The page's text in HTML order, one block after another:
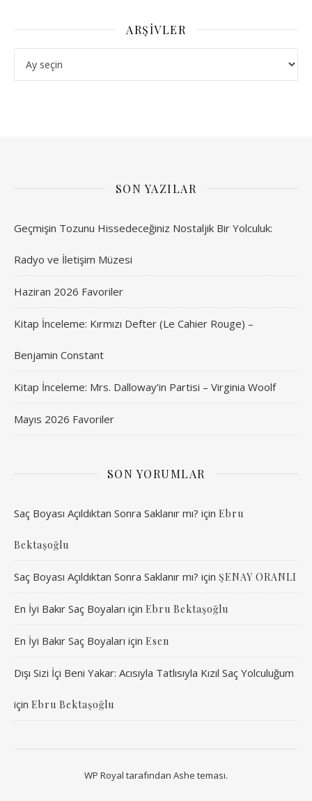
ARŞIVLER
SON YAZILAR
Geçmişin Tozunu Hissedeceğiniz Nostaljik Bir Yolculuk:
Radyo ve İletişim Müzesi
Haziran 2026 Favoriler
Kitap İnceleme: Kırmızı Defter (Le Cahier Rouge) –
Benjamin Constant
Kitap İnceleme: Mrs. Dalloway’in Partisi – Virginia Woolf
Mayıs 2026 Favoriler
SON YORUMLAR
Saç Boyası Açıldıktan Sonra Saklanır mı? için Ebru
Bektaşoğlu
Saç Boyası Açıldıktan Sonra Saklanır mı? için ŞENAY ORANLI
En İyi Bakır Saç Boyaları için Ebru Bektaşoğlu
En İyi Bakır Saç Boyaları için Esen
Dışı Sizi İçi Beni Yakar: Acısıyla Tatlısıyla Kızıl Saç Yolculuğum
için Ebru Bektaşoğlu
WP Royal tarafından Ashe teması.